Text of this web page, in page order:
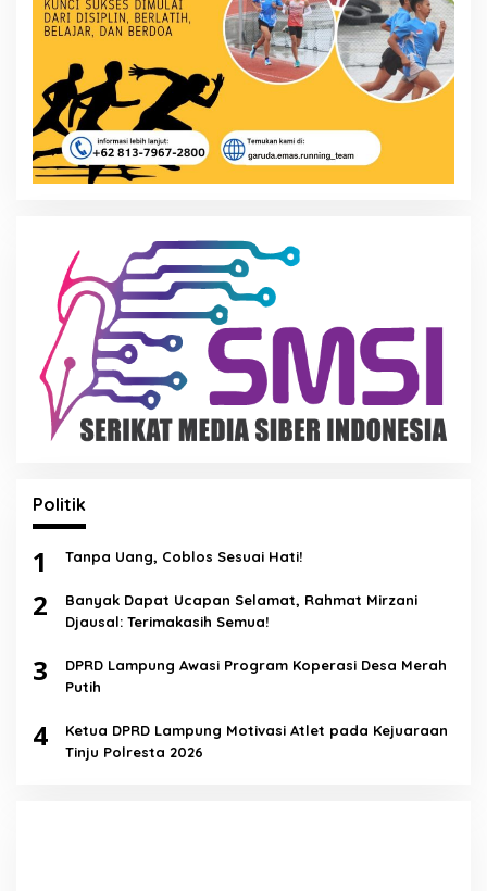
Politik
1 Tanpa Uang, Coblos Sesuai Hati!
2
Banyak Dapat Ucapan Selamat, Rahmat Mirzani
Djausal: Terimakasih Semua!
3
DPRD Lampung Awasi Program Koperasi Desa Merah
Putih
4
Ketua DPRD Lampung Motivasi Atlet pada Kejuaraan
Tinju Polresta 2026